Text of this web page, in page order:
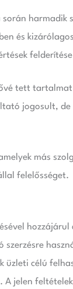
harmadik
és
tett
jogosult,
más
felelősséget.
célú
jelen